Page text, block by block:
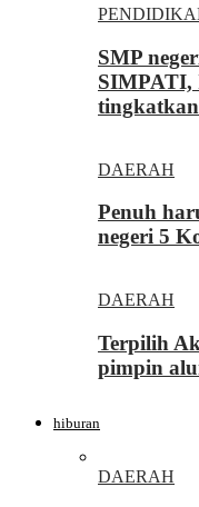
SMP
SIMPATI,
DAERAH
Penuh
negeri 5
DAERAH
Terpilih
pimpin
hiburan
DAERAH